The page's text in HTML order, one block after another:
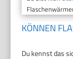
KÖNNEN
Du kennst das